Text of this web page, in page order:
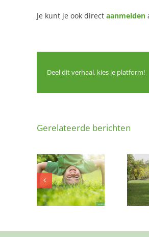
Je kunt je ook direct aanmelden
Deel dit verhaal, kies je platform!
Gerelateerde berichten
Wie biedt deze
kinderen af en
toe een fijne
speelplek?